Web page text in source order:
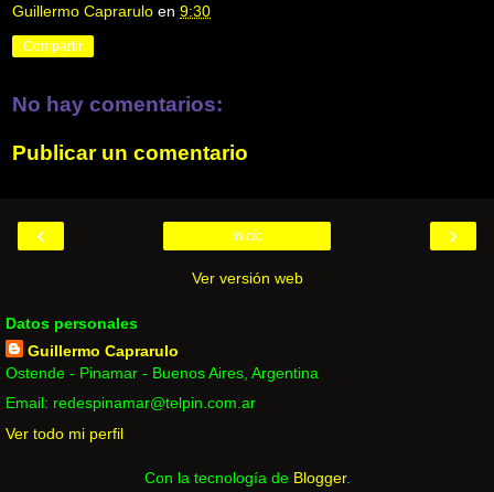
Guillermo Caprarulo en 9:30
Compartir
No hay comentarios:
Publicar un comentario
‹ ›
Inicio
Ver versión web
Datos personales
Guillermo Caprarulo
Ostende - Pinamar - Buenos Aires, Argentina
Email: redespinamar@telpin.com.ar
Ver todo mi perfil
Con la tecnología de Blogger.